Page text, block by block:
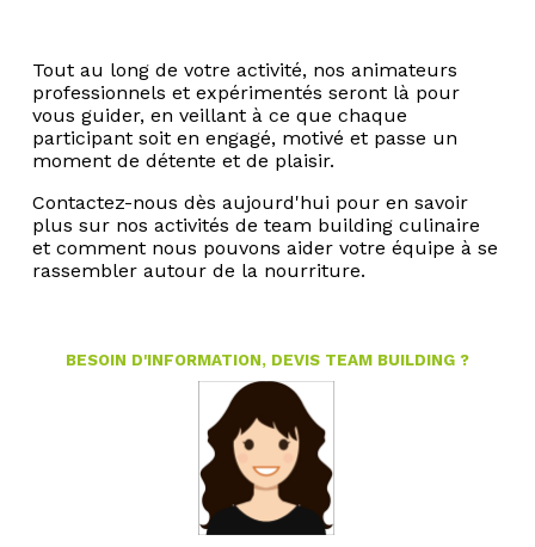
Tout au long de votre activité, nos animateurs
professionnels et expérimentés seront là pour
vous guider, en veillant à ce que chaque
participant soit en engagé, motivé et passe un
moment de détente et de plaisir.
Contactez-nous dès aujourd'hui pour en savoir
plus sur nos activités de team building culinaire
et comment nous pouvons aider votre équipe à se
rassembler autour de la nourriture.
BESOIN D'INFORMATION, DEVIS TEAM BUILDING ?